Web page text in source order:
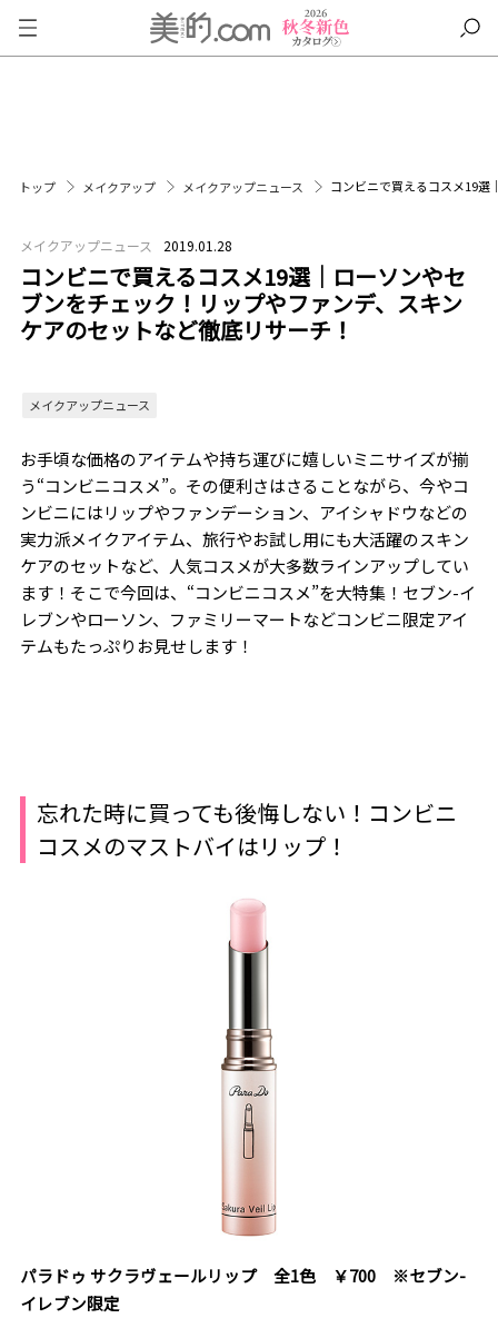
トップ メイクアップ メイクアップニュース コンビニで買えるコスメ19選
メイクアップニュース 2019.01.28
コンビニで買えるコスメ19選｜ローソンやセ
ブンをチェック！リップやファンデ、スキン
ケアのセットなど徹底リサーチ！
メイクアップニュース
お手頃な価格のアイテムや持ち運びに嬉しいミニサイズが揃
う“コンビニコスメ”。その便利さはさることながら、今やコ
ンビニにはリップやファンデーション、アイシャドウなどの
実力派メイクアイテム、旅行やお試し用にも大活躍のスキン
ケアのセットなど、人気コスメが大多数ラインアップしてい
ます！そこで今回は、“コンビニコスメ”を大特集！セブン-イ
レブンやローソン、ファミリーマートなどコンビニ限定アイ
テムもたっぷりお見せします！
忘れた時に買っても後悔しない！コンビニ
コスメのマストバイはリップ！
パラドゥ サクラヴェールリップ 全1色 ￥700 ※セブン-
イレブン限定